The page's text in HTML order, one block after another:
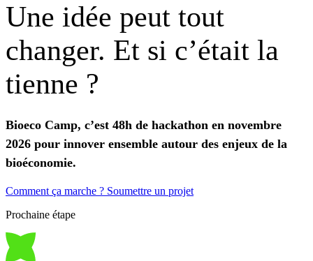
Une idée peut tout
changer. Et si c’était la
tienne ?
Bioeco Camp, c’est 48h de hackathon en novembre
2026 pour innover ensemble autour des enjeux de la
bioéconomie.
Comment ça marche ? Soumettre un projet
Prochaine étape